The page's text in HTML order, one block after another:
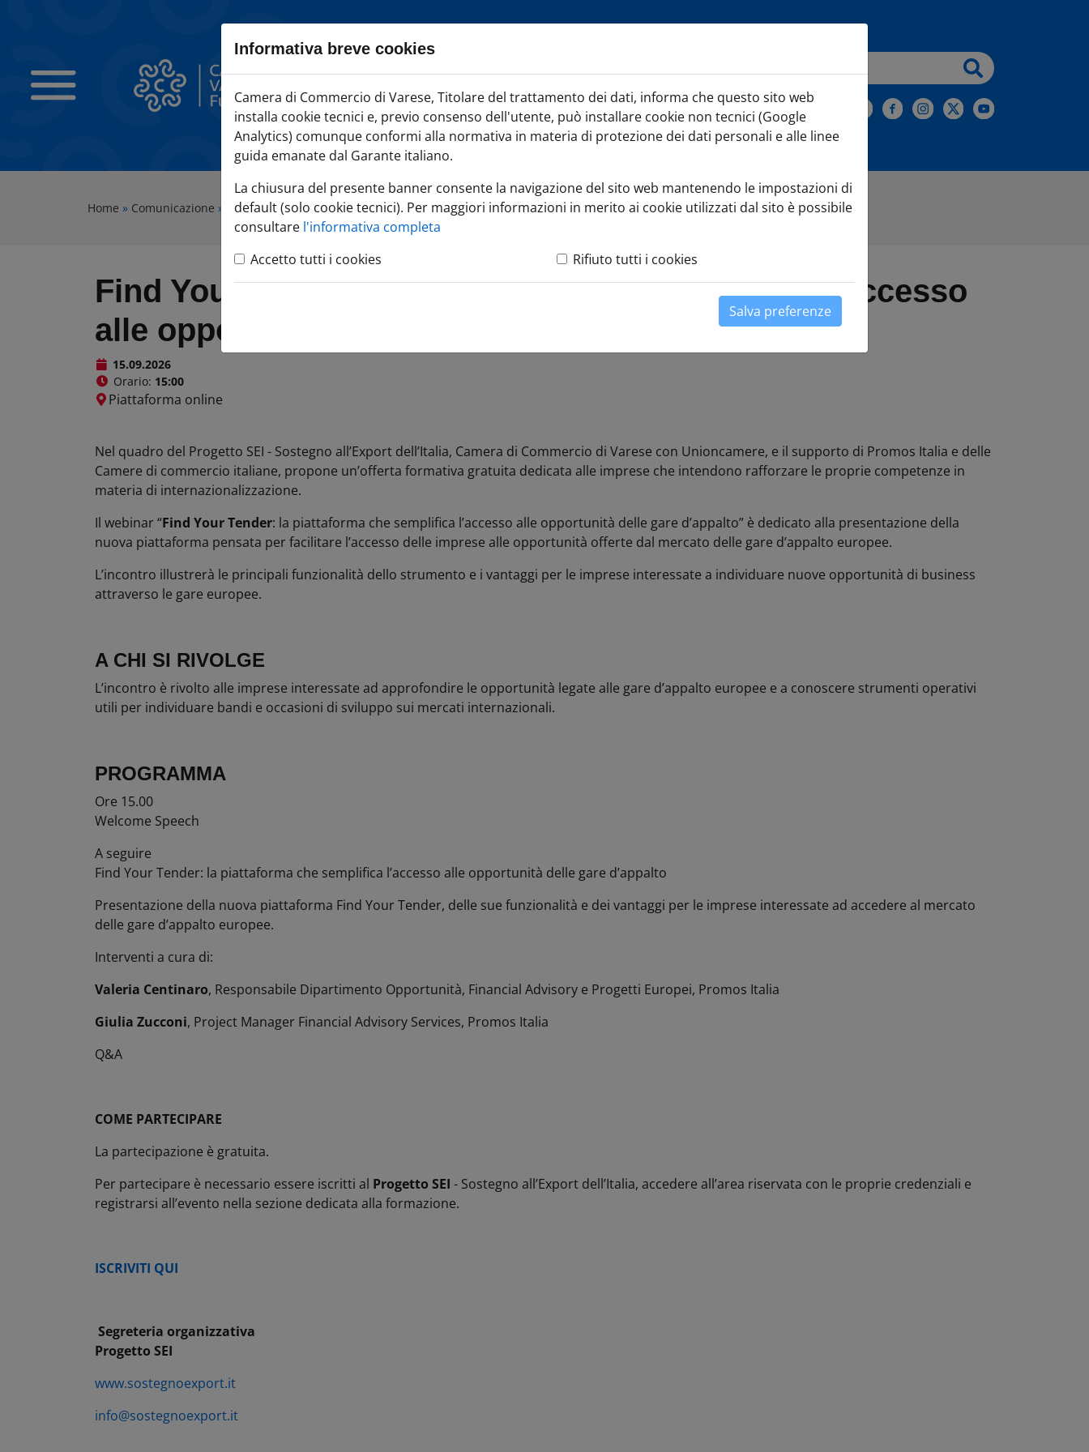
Vai al sezione Percorso briciole di pane
Vai al Contenuto principale della pagina
Vai alla sezione dedicata alle informazioni correlate via TAG
Vai al footer
Camera di Commercio Varese
Iscriviti alla Newsletter
Home » Comunicazione » Agenda Eventi»Find Your Tender: la piattaforma che semplifica l'accesso alle opportunità delle gare d'appalto
Find Your Tender: la piattaforma che semplifica l'accesso
alle opportunità delle gare d'appalto
+
−
15.09.2026
Orario: 15:00
Piattaforma online
Nel quadro del Progetto SEI - Sostegno all’Export dell’Italia, Camera di Commercio di Varese con Unioncamere, e il supporto di Promos Italia e delle
Camere di commercio italiane, propone un’offerta formativa gratuita dedicata alle imprese che intendono rafforzare le proprie competenze in
materia di internazionalizzazione.
Il webinar “Find Your Tender: la piattaforma che semplifica l’accesso alle opportunità delle gare d’appalto” è dedicato alla presentazione della
nuova piattaforma pensata per facilitare l’accesso delle imprese alle opportunità offerte dal mercato delle gare d’appalto europee.
L’incontro illustrerà le principali funzionalità dello strumento e i vantaggi per le imprese interessate a individuare nuove opportunità di business
attraverso le gare europee.
A CHI SI RIVOLGE
L’incontro è rivolto alle imprese interessate ad approfondire le opportunità legate alle gare d’appalto europee e a conoscere strumenti operativi
utili per individuare bandi e occasioni di sviluppo sui mercati internazionali.
PROGRAMMA
Ore 15.00
Welcome Speech
A seguire
Find Your Tender: la piattaforma che semplifica l’accesso alle opportunità delle gare d’appalto
Presentazione della nuova piattaforma Find Your Tender, delle sue funzionalità e dei vantaggi per le imprese interessate ad accedere al mercato
delle gare d’appalto europee.
Interventi a cura di:
Valeria Centinaro, Responsabile Dipartimento Opportunità, Financial Advisory e Progetti Europei, Promos Italia
Giulia Zucconi, Project Manager Financial Advisory Services, Promos Italia
Q&A
COME PARTECIPARE
La partecipazione è gratuita.
Per partecipare è necessario essere iscritti al Progetto SEI - Sostegno all’Export dell’Italia, accedere all’area riservata con le proprie credenziali e
registrarsi all’evento nella sezione dedicata alla formazione.
ISCRIVITI QUI
Segreteria organizzativa
Progetto SEI
www.sostegnoexport.it
info@sostegnoexport.it
Informativa breve cookies
Camera di Commercio di Varese, Titolare del trattamento dei dati, informa che questo sito web
installa cookie tecnici e, previo consenso dell'utente, può installare cookie non tecnici (Google
Analytics) comunque conformi alla normativa in materia di protezione dei dati personali e alle linee
guida emanate dal Garante italiano.
La chiusura del presente banner consente la navigazione del sito web mantenendo le impostazioni di
default (solo cookie tecnici). Per maggiori informazioni in merito ai cookie utilizzati dal sito è possibile
consultare l'informativa completa
Accetto tutti i cookies
Rifiuto tutti i cookies
Salva preferenze